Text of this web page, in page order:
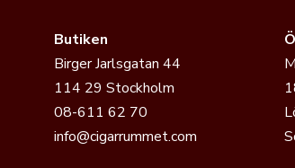
Butiken
Birger Jarlsgatan 44
114 29 Stockholm
08-611 62 70
info@cigarrummet.com